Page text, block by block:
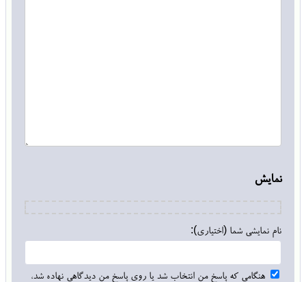
نمایش
نام نمایشی شما (اختیاری):
هنگامی که پاسخ من انتخاب شد یا روی پاسخ من دیدگاهی نهاده شد،